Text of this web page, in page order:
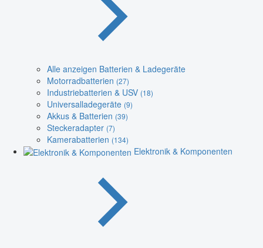
Alle anzeigen Batterien & Ladegeräte
Motorradbatterien (27)
Industriebatterien & USV (18)
Universalladegeräte (9)
Akkus & Batterien (39)
Steckeradapter (7)
Kamerabatterien (134)
Elektronik & Komponenten